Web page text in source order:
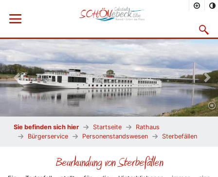
Menü öffnen
Vorheriges Bild
Sie befinden sich hier Startseite
Rathaus
Bürgerservice
Personenstandswesen Sterbefällen
Beurkundung von Sterbefällen